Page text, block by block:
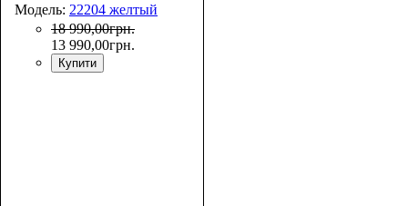
Модель: 22204 желтый
18 990,00грн.
13 990,00грн.
Купити